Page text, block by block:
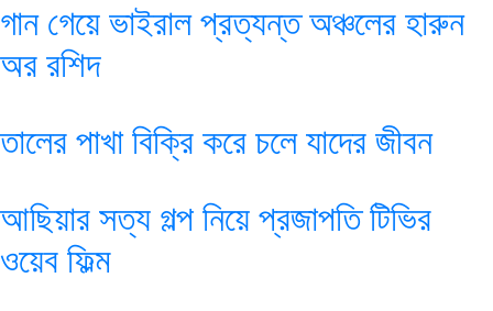
গান গেয়ে ভাইরাল প্রত্যন্ত অঞ্চলের হারুন
অর রশিদ
তালের পাখা বিক্রি করে চলে যাদের জীবন
আছিয়ার সত্য গল্প নিয়ে প্রজাপতি টিভির
ওয়েব ফিল্ম